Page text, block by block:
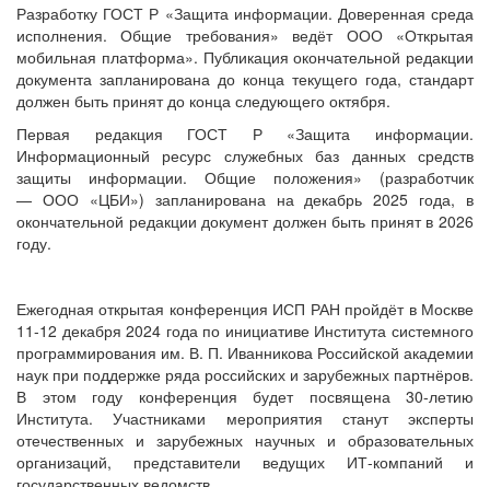
Разработку ГОСТ Р «Защита информации. Доверенная среда
исполнения. Общие требования» ведёт ООО «Открытая
мобильная платформа». Публикация окончательной редакции
документа запланирована до конца текущего года, стандарт
должен быть принят до конца следующего октября.
Первая редакция ГОСТ Р «Защита информации.
Информационный ресурс служебных баз данных средств
защиты информации. Общие положения» (разработчик
— ООО «ЦБИ») запланирована на декабрь 2025 года, в
окончательной редакции документ должен быть принят в 2026
году.
Ежегодная открытая конференция ИСП РАН пройдёт в Москве
11-12 декабря 2024 года по инициативе Института системного
программирования им. В. П. Иванникова Российской академии
наук при поддержке ряда российских и зарубежных партнёров.
В этом году конференция будет посвящена 30-летию
Института. Участниками мероприятия станут эксперты
отечественных и зарубежных научных и образовательных
организаций, представители ведущих ИТ-компаний и